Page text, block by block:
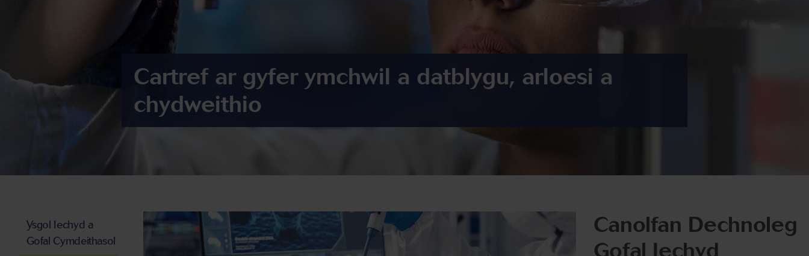
Cartref ar gyfer ymchwil a datblygu, arloesi a
chydweithio
Canolfan Dechnoleg
Gofal Iechyd
Ysgol Iechyd a
Gofal Cymdeithasol